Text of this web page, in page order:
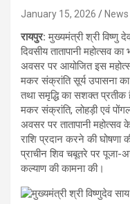
January 15, 2026
रायपुर:मुख्यमंत्री श्री विष्णु
दिवसीय तातापानी महोत्सव
अवसर पर आयोजित इस
मकर संक्रांति सूर्य उपासना
तथा समृद्धि का सशक्त प्रतीक
मकर संक्रांति, लोहड़ी एवं
अवसर पर तातापानी
राशि प्रदान करने की घोषणा
प्राचीन शिव चबूतरे पर पूजा-
कल्याण की कामना की।